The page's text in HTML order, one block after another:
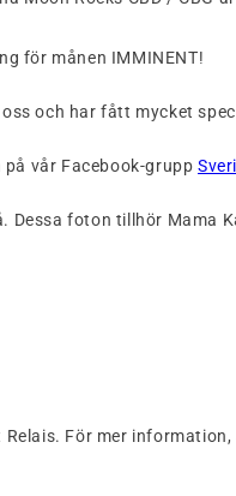
för månen IMMINENT!
och har fått mycket
på vår Facebook-grupp
Dessa foton tillhör Mama
För mer